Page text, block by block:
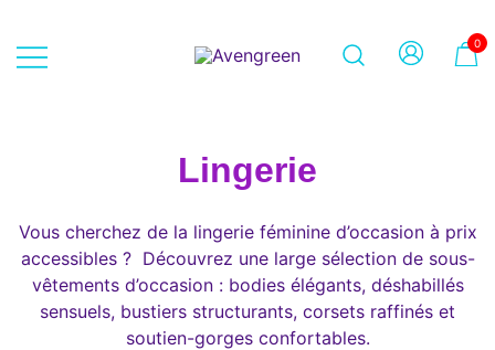
content
0
Lingerie
Vous cherchez de la lingerie féminine d’occasion à prix
accessibles ? Découvrez une large sélection de sous-
vêtements d’occasion : bodies élégants, déshabillés
sensuels, bustiers structurants, corsets raffinés et
soutien-gorges confortables.